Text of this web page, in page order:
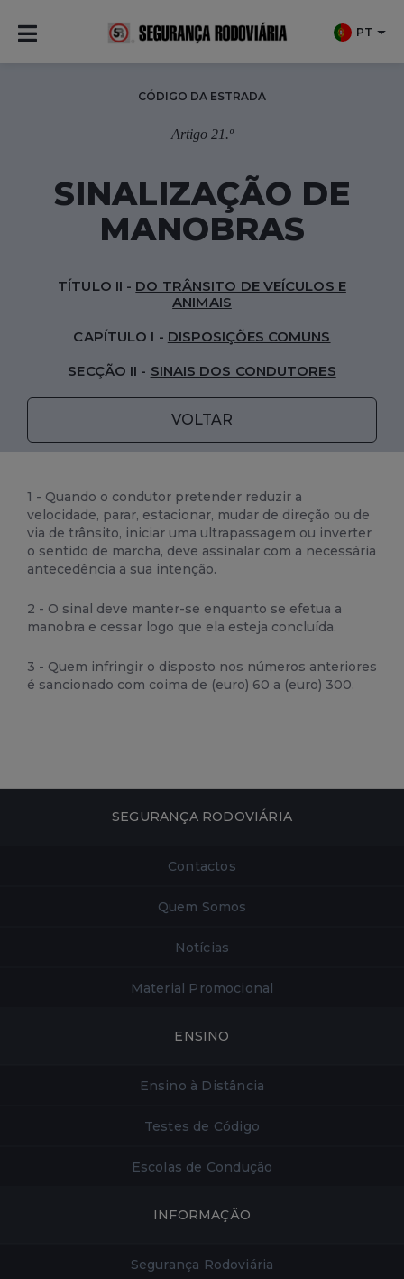
PT
CÓDIGO DA ESTRADA
Artigo 21.º
SINALIZAÇÃO DE
MANOBRAS
SECÇÃO II - SINAIS DOS CONDUTORES
CAPÍTULO I - DISPOSIÇÕES COMUNS
TÍTULO II - DO TRÂNSITO DE VEÍCULOS E
ANIMAIS
VOLTAR
1 - Quando o condutor pretender reduzir a
velocidade, parar, estacionar, mudar de direção ou de
via de trânsito, iniciar uma ultrapassagem ou inverter
o sentido de marcha, deve assinalar com a necessária
antecedência a sua intenção.
2 - O sinal deve manter-se enquanto se efetua a
manobra e cessar logo que ela esteja concluída.
3 - Quem infringir o disposto nos números anteriores
é sancionado com coima de (euro) 60 a (euro) 300.
SEGURANÇA RODOVIÁRIA
Contactos
Quem Somos
Notícias
Material Promocional
ENSINO
Ensino à Distância
Testes de Código
Escolas de Condução
INFORMAÇÃO
Segurança Rodoviária